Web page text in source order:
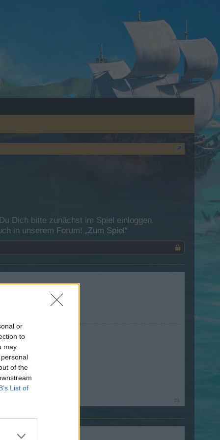
or
to
may
of the
List of
Dich bitte zunächst im Spiel einloggen.
in unserem Forum! „Zum Spiel“
#1